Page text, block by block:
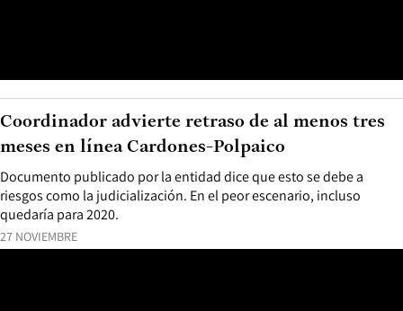
27 NOVIEMBRE
Documento publicado por la entidad dice que esto se debe a
riesgos como la judicialización. En el peor escenario, incluso
quedaría para 2020.
Coordinador advierte retraso de al menos tres
meses en línea Cardones-Polpaico